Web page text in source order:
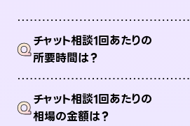
Qチャット相談1回あたりの
所要時間は？
Qチャット相談1回あたりの
相場の金額は？